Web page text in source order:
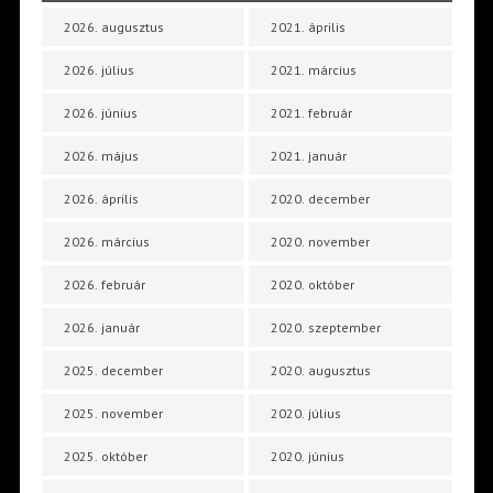
2026. augusztus
2026. július
2026. június
2026. május
2026. április
2026. március
2026. február
2026. január
2025. december
2025. november
2025. október
2021. április
2021. március
2021. február
2021. január
2020. december
2020. november
2020. október
2020. szeptember
2020. augusztus
2020. július
2020. június